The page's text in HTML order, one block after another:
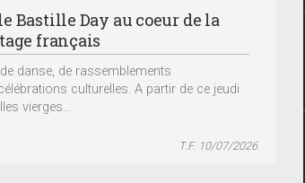
Bastille Day au coeur de la
français
danse, de rassemblements
culturelles. A partir de ce jeudi
vierges...
T.F. 10/07/2026